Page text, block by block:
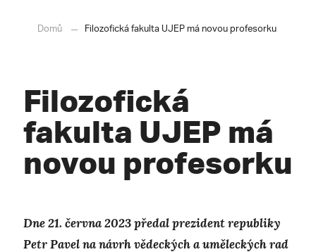
Domů Filozofická fakulta UJEP má novou profesorku
Filozofická
fakulta UJEP má
novou profesorku
Dne 21. června 2023 předal prezident republiky
Petr Pavel na návrh vědeckých a uměleckých rad